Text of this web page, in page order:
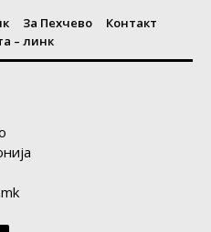
За Пехчево
Контакт
– линк